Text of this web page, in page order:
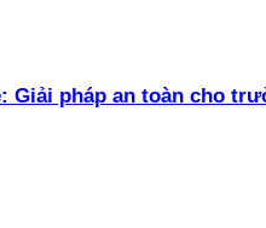
Giải pháp an toàn cho